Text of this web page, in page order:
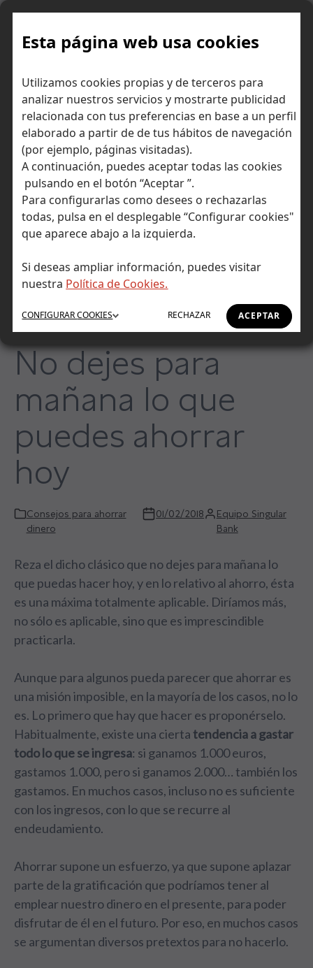
Esta página web usa cookies
Utilizamos cookies propias y de terceros para
analizar nuestros servicios y mostrarte publicidad
relacionada con tus preferencias en base a un perfil
elaborado a partir de de tus hábitos de navegación
(por ejemplo, páginas visitadas).
A continuación, puedes aceptar todas las cookies
pulsando en el botón “Aceptar ”.
Para configurarlas como desees o rechazarlas
todas, pulsa en el desplegable “Configurar cookies"
que aparece abajo a la izquierda.
Si deseas ampliar información, puedes visitar
nuestra Política de Cookies.
ACEPTAR
RECHAZAR
CONFIGURARCOOKIES
Skip
Inicio Consejos para ahorrar dinero
lo que puedes ahorrar hoy
No dejes para
mañana lo que
puedes ahorrar
hoy
Consejos para ahorrar
dinero
01/02/2018
Equipo Singular
Bank
Reza el dicho clásico que no dejes para mañana lo
que puedas hacer hoy, y en lo relativo al ahorro, ésta
es una máxima totalmente aplicable. Diríamos más,
no sólo es aplicable, sino que es imprescindible
practicarla.
Aunque para algunos pueda parecer que ahorrar es
una misión imposible, en la mayoría de los casos, no lo
es. Lo primero que hay que hacer es proponérselo.
Habitualmente, existe una cierta tendencia a gastar
todo lo que se ingresa: si ganamos 1.000 euros,
gastamos 1.000, pero si ganamos 2.000… también los
gastamos. En muchos casos, incluso no es suficiente
con los ingresos, con lo que se recurre al
endeudamiento.
Ahorrar supone un esfuerzo, ya que supone aplazar
parte de la gratificación que podríamos tener al
emplear nuestro dinero en el presente, para poder
disfrutar de él en el futuro. Por eso, en muchos casos
se argumentan diversos pretextos para no hacerlo.